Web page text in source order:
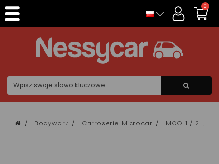
0
Bodywork Carroserie Microcar MGO 1 / 2
Panel zarządzania plikami cookies